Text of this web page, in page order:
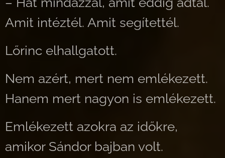
Amit intéztél. Amit segítettél.
Lőrinc elhallgatott.
Nem azért, mert nem emlékezett.
Hanem mert nagyon is emlékezett.
Emlékezett azokra az időkre,
amikor Sándor bajban volt.